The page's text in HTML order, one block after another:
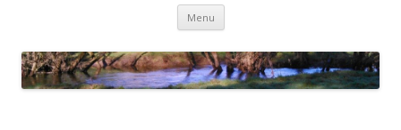
Menu Aller au contenu principal